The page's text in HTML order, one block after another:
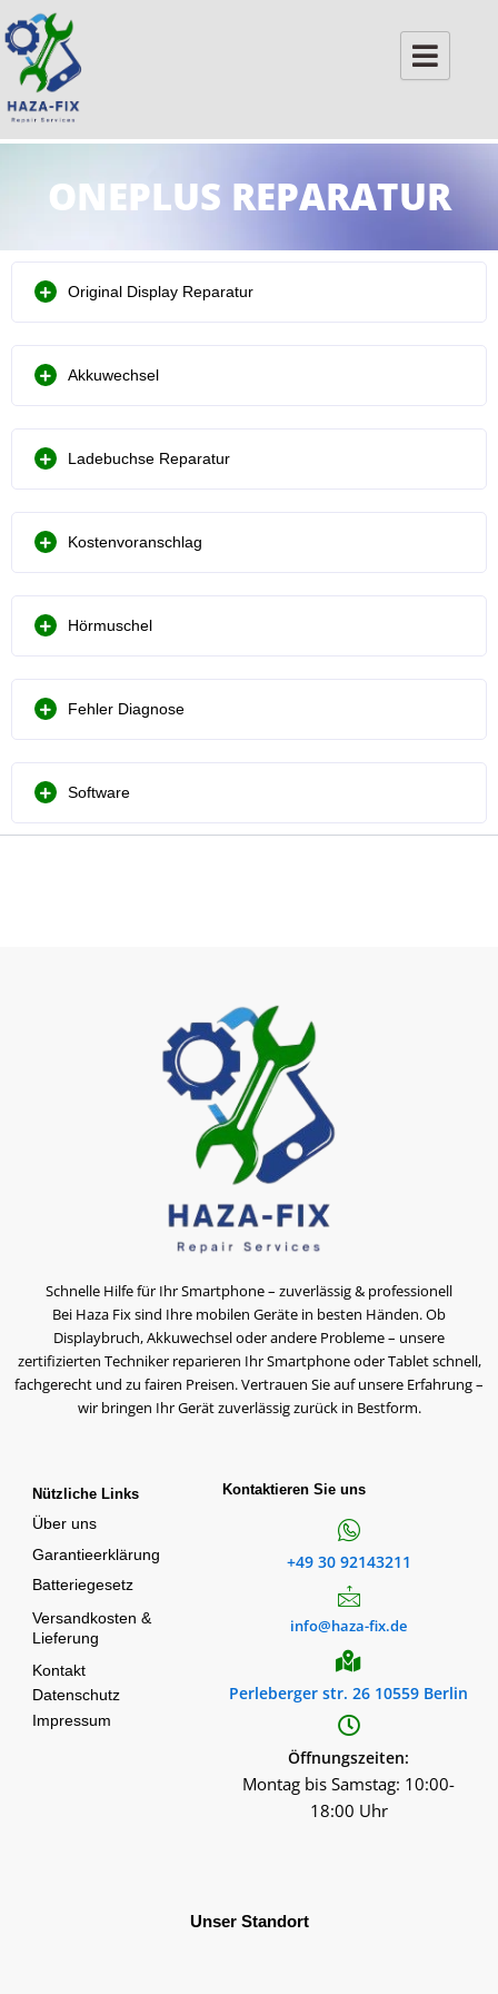
to
content
ONEPLUS REPARATUR
Original Display Reparatur
Akkuwechsel
Ladebuchse Reparatur
Kostenvoranschlag
Hörmuschel
Fehler Diagnose
Software
Schnelle Hilfe für Ihr Smartphone – zuverlässig & professionell
Bei Haza Fix sind Ihre mobilen Geräte in besten Händen. Ob
Displaybruch, Akkuwechsel oder andere Probleme – unsere
zertifizierten Techniker reparieren Ihr Smartphone oder Tablet schnell,
fachgerecht und zu fairen Preisen. Vertrauen Sie auf unsere Erfahrung –
wir bringen Ihr Gerät zuverlässig zurück in Bestform.
Nützliche Links
Über uns
Garantieerklärung
Batteriegesetz
Versandkosten &
Lieferung
Kontakt
Datenschutz
Impressum
Kontaktieren Sie uns
+49 30 92143211
info@haza-fix.de
Perleberger str. 26 10559 Berlin
Öffnungszeiten:
Montag bis Samstag: 10:00-
18:00 Uhr
Unser Standort